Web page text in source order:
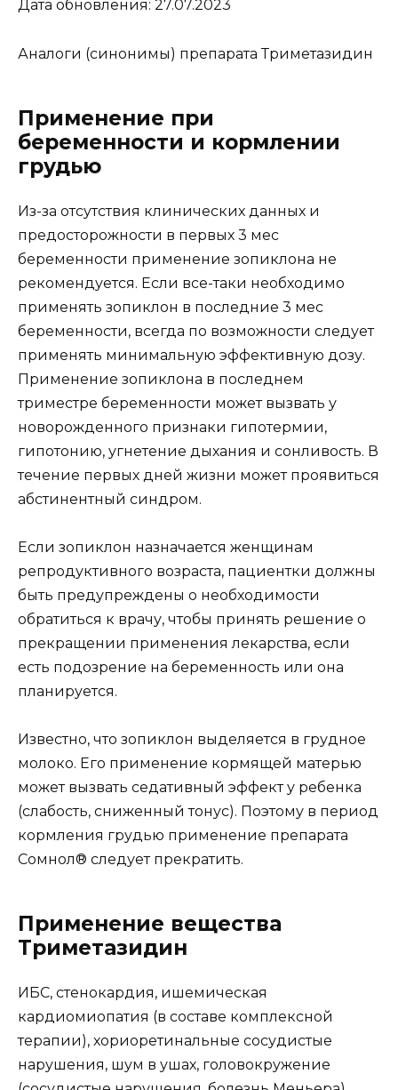
Дата обновления: 27.07.2023
Аналоги (синонимы) препарата Триметазидин
Применение при
беременности и кормлении
грудью
Из-за отсутствия клинических данных и
предосторожности в первых 3 мес
беременности применение зопиклона не
рекомендуется. Если все-таки необходимо
применять зопиклон в последние 3 мес
беременности, всегда по возможности следует
применять минимальную эффективную дозу.
Применение зопиклона в последнем
триместре беременности может вызвать у
новорожденного признаки гипотермии,
гипотонию, угнетение дыхания и сонливость. В
течение первых дней жизни может проявиться
абстинентный синдром.
Если зопиклон назначается женщинам
репродуктивного возраста, пациентки должны
быть предупреждены о необходимости
обратиться к врачу, чтобы принять решение о
прекращении применения лекарства, если
есть подозрение на беременность или она
планируется.
Известно, что зопиклон выделяется в грудное
молоко. Его применение кормящей матерью
может вызвать седативный эффект у ребенка
(слабость, сниженный тонус). Поэтому в период
кормления грудью применение препарата
Сомнол® следует прекратить.
Применение вещества
Триметазидин
ИБС, стенокардия, ишемическая
кардиомиопатия (в составе комплексной
терапии), хориоретинальные сосудистые
нарушения, шум в ушах, головокружение